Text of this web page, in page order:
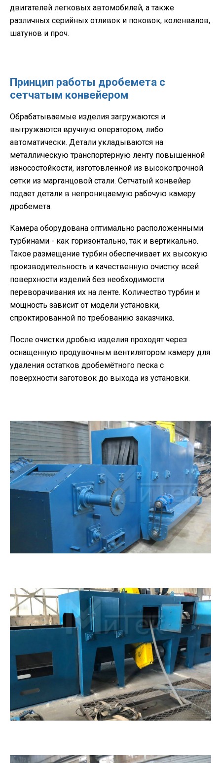
двигателей легковых автомобилей, а также
различных серийных отливок и поковок, коленвалов,
шатунов и проч.
Принцип работы дробемета с
сетчатым конвейером
Обрабатываемые изделия загружаются и
выгружаются вручную оператором, либо
автоматически. Детали укладываются на
металлическую транспортерную ленту повышенной
износостойкости, изготовленной из высокопрочной
сетки из марганцовой стали. Сетчатый конвейер
подает детали в непроницаемую рабочую камеру
дробемета.
Камера оборудована оптимально расположенными
турбинами - как горизонтально, так и вертикально.
Такое размещение турбин обеспечивает их высокую
производительность и качественную очистку всей
поверхности изделий без необходимости
переворачивания их на ленте. Количество турбин и
мощность зависит от модели установки,
спроктированной по требованию заказчика.
После очистки дробью изделия проходят через
оснащенную продувочным вентилятором камеру для
удаления остатков дробемётного песка с
поверхности заготовок до выхода из установки.